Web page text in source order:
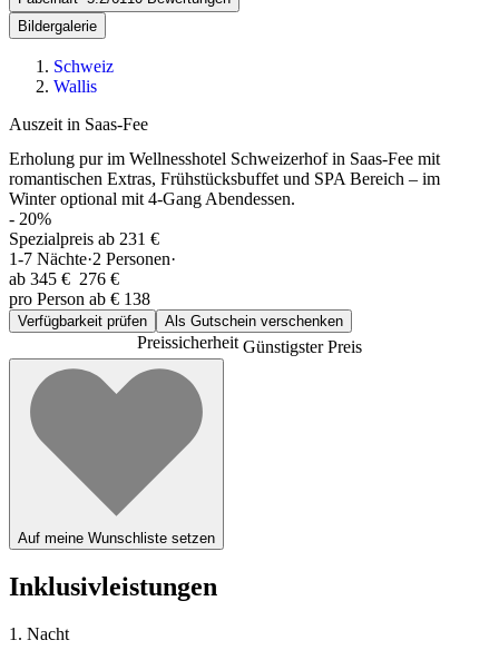
Bildergalerie
Schweiz
Wallis
Auszeit in Saas-Fee
Erholung pur im Wellnesshotel Schweizerhof in Saas-Fee mit
romantischen Extras, Frühstücksbuffet und SPA Bereich – im
Winter optional mit 4-Gang Abendessen.
- 20%
Spezialpreis ab 231 €
1-7 Nächte·2 Personen·
ab 345 € 276 €
pro Person ab € 138
Verfügbarkeit prüfen Als Gutschein verschenken
PreissicherheitGünstigster Preis
Auf meine Wunschliste setzen
Inklusivleistungen
1. Nacht